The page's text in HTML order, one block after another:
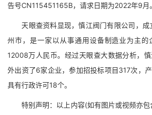
告号CN115451165B，请求日期为2022年9月。
天眼查资料显现，慎江阀门有限公司，成
州市，是一家以从事通用设备制造业为主的
12008万人民币。经过天眼查大数据分析，
外出资了6家企业，参加招投标项目317次，
具有行政许可18个。
特别声明：以上内容(如有图片或视频亦包